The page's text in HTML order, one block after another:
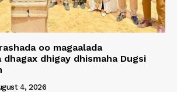
oo magaalada
dhagax dhigay dhismaha Dugsi
4, 2026